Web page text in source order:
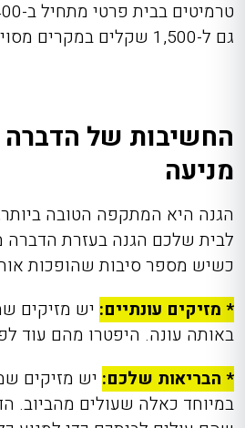
גם ל-1,500 שקלים במקרים מסוימים.
החשיבות של הדברה
מניעה
הגנה היא המתקפה הטובה
לבית שלכם הגנה בעזרת הדברה
כשיש מספר סיבות שהופכות
* מזיקים עונתיים: יש מזיקים
באותה עונה. היפטרו מהם עוד
* הבריאות שלכם: יש מזיקים
במיוחד כאלה שעולים מהביוב.